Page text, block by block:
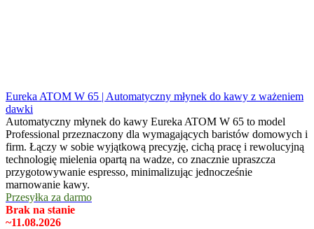
Eureka ATOM W 65 | Automatyczny młynek do kawy z ważeniem
dawki
Automatyczny młynek do kawy Eureka ATOM W 65 to model
Professional przeznaczony dla wymagających baristów domowych i
firm. Łączy w sobie wyjątkową precyzję, cichą pracę i rewolucyjną
technologię mielenia opartą na wadze, co znacznie upraszcza
przygotowywanie espresso, minimalizując jednocześnie
marnowanie kawy.
Przesyłka za darmo
Brak na stanie
~11.08.2026